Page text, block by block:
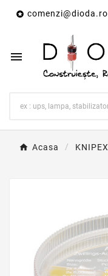
 comenzi@dioda.ro

Acasa KNIPEX